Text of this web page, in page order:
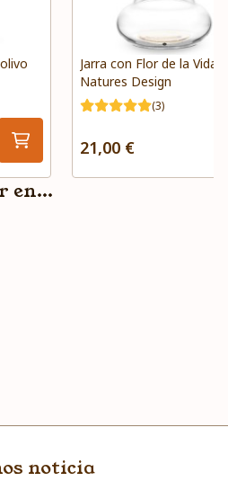
Jarra con Flor de la Vida
Natures Design
(3)
21,00 €
en...
noticia